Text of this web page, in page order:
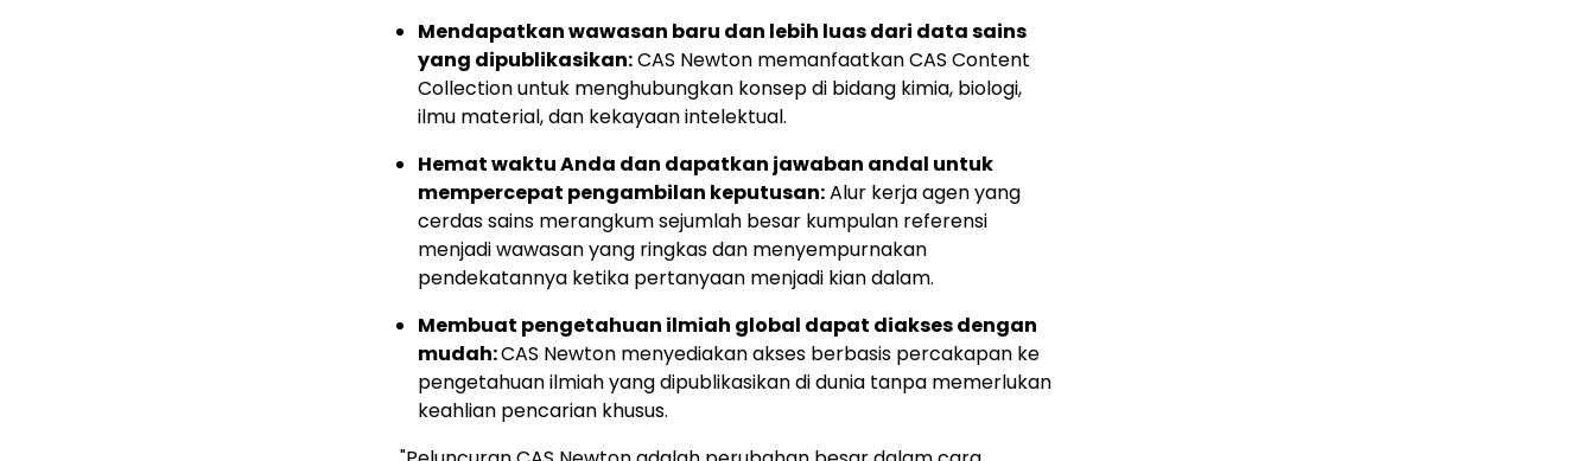
Mendapatkan wawasan baru dan lebih luas dari data sains
yang dipublikasikan:CAS Newton memanfaatkan CAS Content
Collection untuk menghubungkan konsep di bidang kimia, biologi,
ilmu material, dan kekayaan intelektual.
Hemat waktu Anda dan dapatkan jawaban andal untuk
mempercepat pengambilan keputusan:Alur kerja agen yang
cerdas sains merangkum sejumlah besar kumpulan referensi
menjadi wawasan yang ringkas dan menyempurnakan
pendekatannya ketika pertanyaan menjadi kian dalam.
Membuat pengetahuan ilmiah global dapat diakses dengan
mudah:CAS Newton menyediakan akses berbasis percakapan ke
pengetahuan ilmiah yang dipublikasikan di dunia tanpa memerlukan
keahlian pencarian khusus.